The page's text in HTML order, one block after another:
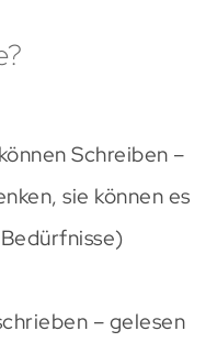
Schreiben –
sie können es
– gelesen